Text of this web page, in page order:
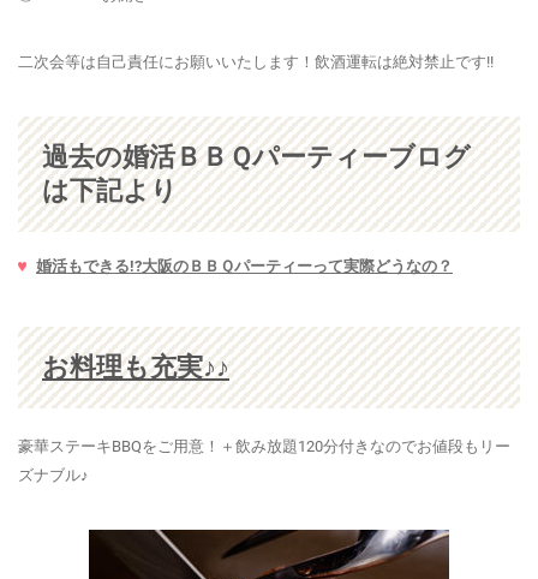
二次会等は自己責任にお願いいたします！飲酒運転は絶対禁止です!!
過去の婚活ＢＢＱパーティーブログ
は下記より
婚活もできる!?大阪のＢＢＱパーティーって実際どうなの？
お料理も充実♪♪
豪華ステーキBBQをご用意！＋飲み放題120分付きなのでお値段もリー
ズナブル♪